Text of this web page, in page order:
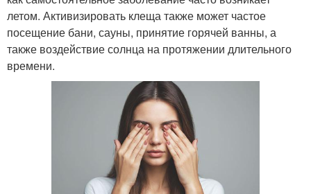
летом. Активизировать клеща также может частое
посещение бани, сауны, принятие горячей ванны, а
также воздействие солнца на протяжении длительного
времени.